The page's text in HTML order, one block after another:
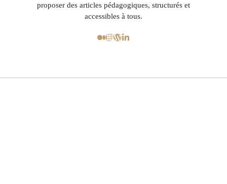
proposer des articles pédagogiques, structurés et
accessibles à tous.